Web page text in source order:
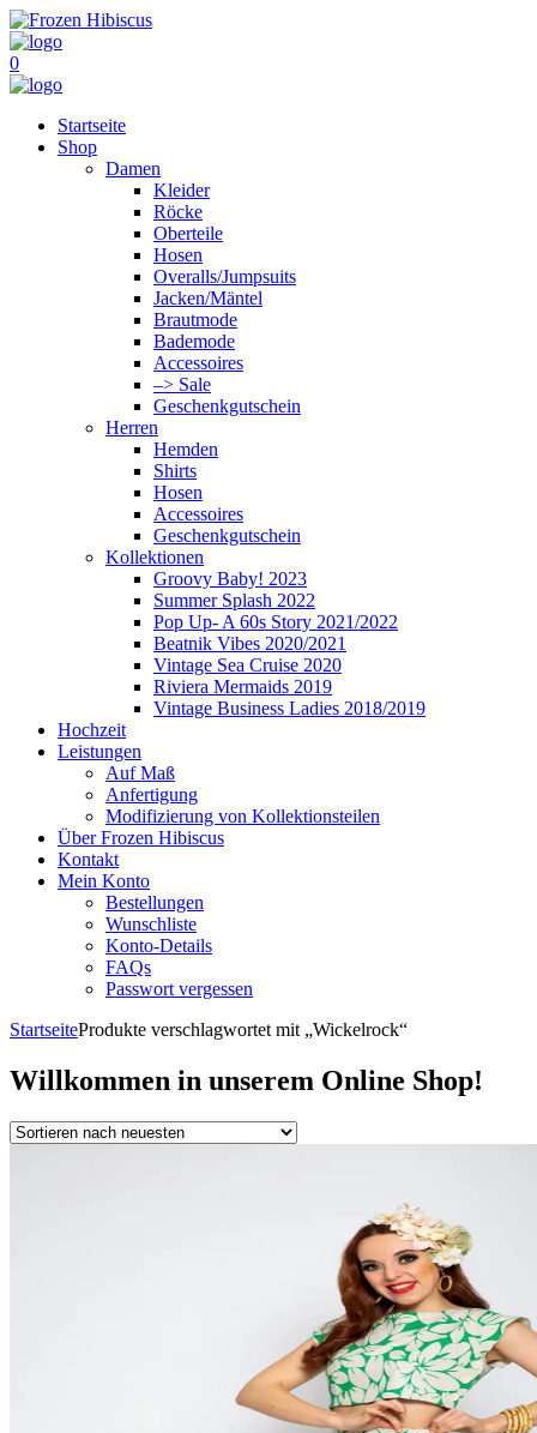
0
Startseite
Shop
Damen
Kleider
Röcke
Oberteile
Hosen
Overalls/Jumpsuits
Jacken/Mäntel
Brautmode
Bademode
Accessoires
–> Sale
Geschenkgutschein
Herren
Hemden
Shirts
Hosen
Accessoires
Geschenkgutschein
Kollektionen
Groovy Baby! 2023
Summer Splash 2022
Pop Up- A 60s Story 2021/2022
Beatnik Vibes 2020/2021
Vintage Sea Cruise 2020
Riviera Mermaids 2019
Vintage Business Ladies 2018/2019
Hochzeit
Leistungen
Auf Maß
Anfertigung
Modifizierung von Kollektionsteilen
Über Frozen Hibiscus
Kontakt
Mein Konto
Bestellungen
Wunschliste
Konto-Details
FAQs
Passwort vergessen
StartseiteProdukte verschlagwortet mit „Wickelrock“
Willkommen in unserem Online Shop!